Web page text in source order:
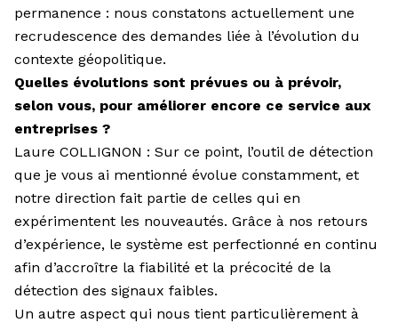
permanence : nous constatons actuellement une
recrudescence des demandes liée à l’évolution du
contexte géopolitique.
Quelles évolutions sont prévues ou à prévoir,
selon vous, pour améliorer encore ce service aux
entreprises ?
Laure COLLIGNON : Sur ce point, l’outil de détection
que je vous ai mentionné évolue constamment, et
notre direction fait partie de celles qui en
expérimentent les nouveautés. Grâce à nos retours
d’expérience, le système est perfectionné en continu
afin d’accroître la fiabilité et la précocité de la
détection des signaux faibles.
Un autre aspect qui nous tient particulièrement à